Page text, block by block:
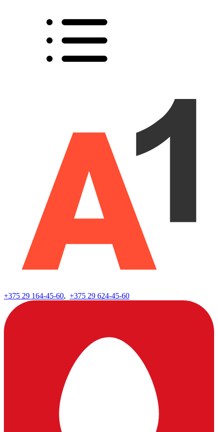
+375 29 164-45-60, +375 29 624-45-60